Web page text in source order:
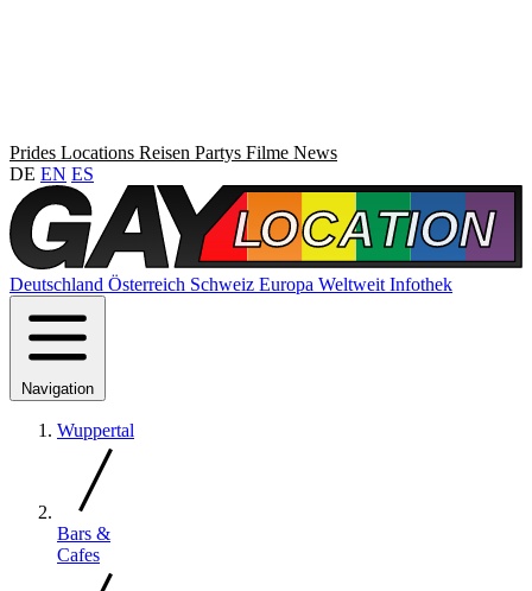
Prides Locations Reisen Partys Filme News
DE EN ES
Deutschland Österreich Schweiz Europa Weltweit Infothek
Navigation
Wuppertal
Bars &
Cafes